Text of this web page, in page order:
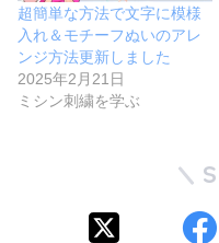
超簡単な方法で文字に模様
入れ＆モチーフぬいのアレ
ンジ方法更新しました
2025年2月21日
ミシン刺繍を学ぶ